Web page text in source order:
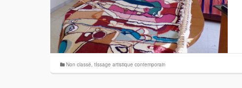
Non classé, tIssage artistique contemporain